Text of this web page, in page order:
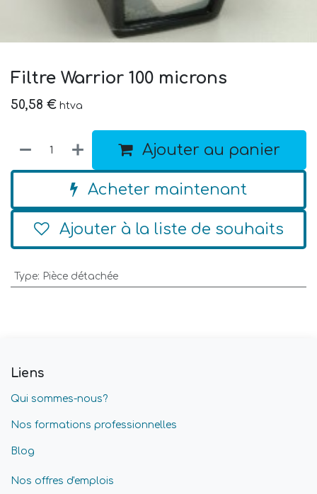
Filtre Warrior 100 microns
50,58 € htva
Ajouter au panier
Acheter maintenant
Ajouter à la liste de souhaits
Type: Pièce détachée
Liens
Qui sommes-nous?
Nos formations professionnelles
Blog
Nos offres d'emplois